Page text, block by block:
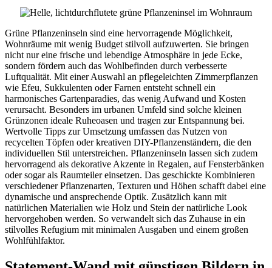
Grüne Pflanzeninseln sind eine hervorragende Möglichkeit,
Wohnräume mit wenig Budget stilvoll aufzuwerten. Sie bringen
nicht nur eine frische und lebendige Atmosphäre in jede Ecke,
sondern fördern auch das Wohlbefinden durch verbesserte
Luftqualität. Mit einer Auswahl an pflegeleichten Zimmerpflanzen
wie Efeu, Sukkulenten oder Farnen entsteht schnell ein
harmonisches Gartenparadies, das wenig Aufwand und Kosten
verursacht. Besonders im urbanen Umfeld sind solche kleinen
Grünzonen ideale Ruheoasen und tragen zur Entspannung bei.
Wertvolle Tipps zur Umsetzung umfassen das Nutzen von
recycelten Töpfen oder kreativen DIY-Pflanzenständern, die den
individuellen Stil unterstreichen. Pflanzeninseln lassen sich zudem
hervorragend als dekorative Akzente in Regalen, auf Fensterbänken
oder sogar als Raumteiler einsetzen. Das geschickte Kombinieren
verschiedener Pflanzenarten, Texturen und Höhen schafft dabei eine
dynamische und ansprechende Optik. Zusätzlich kann mit
natürlichen Materialien wie Holz und Stein der natürliche Look
hervorgehoben werden. So verwandelt sich das Zuhause in ein
stilvolles Refugium mit minimalen Ausgaben und einem großen
Wohlfühlfaktor.